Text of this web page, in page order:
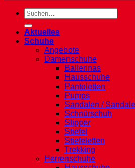
Suche
nach:
Aktuelles
Schuhe
Angebote
Damenschuhe
Ballerinas
Hausschuhe
Pantoletten
Pumps
Sandalen /
Schnürschuh
Slipper
Stiefel
Stiefeletten
Trekking
Herrenschuhe